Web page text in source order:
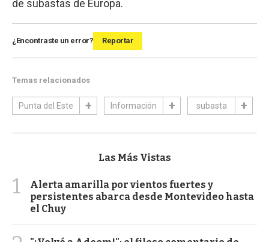
de subastas de Europa.
¿Encontraste un error? Reportar
Temas relacionados
Punta del Este Información subasta
Las Más Vistas
1
Alerta amarilla por vientos fuertes y
persistentes abarca desde Montevideo hasta
el Chuy